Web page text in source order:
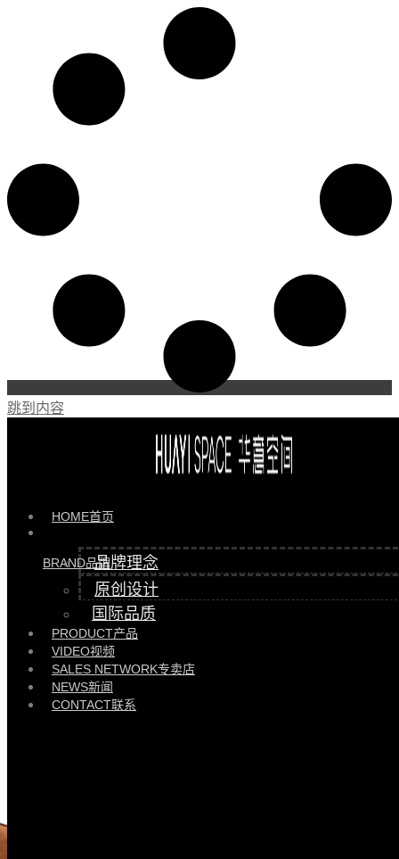
跳到内容
HOME首页
BRAND品牌
品牌理念
原创设计
国际品质
PRODUCT产品
VIDEO视频
SALES NETWORK专卖店
NEWS新闻
CONTACT联系